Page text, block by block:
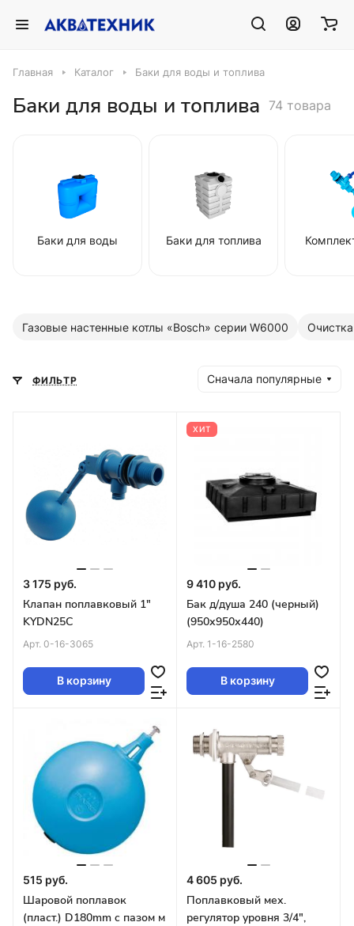
Главная Каталог Баки для воды и топлива
Баки для воды и топлива 74 товара
Баки для воды Баки для топлива
Газовые настенные котлы «Bosch» серии W6000
ФИЛЬТР Сначала популярные
3 175 руб.
Клапан поплавковый 1"
KYDN25C
Арт. 0-16-3065
В корзину
ХИТ
9 410 руб.
Бак д/душа 240 (черный)
(950х950х440)
Арт. 1-16-2580
В корзину
515 руб.
Шаровой поплавок
(пласт.) D180mm c пазом м
4 605 руб.
Поплавковый мех.
регулятор уровня 3/4",